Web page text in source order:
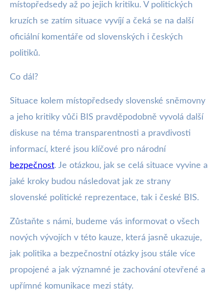
místopředsedy až po jejich kritiku. V politických
kruzích se zatím situace vyvíjí a čeká se na další
oficiální komentáře od slovenských i českých
politiků.
Co dál?
Situace kolem místopředsedy slovenské sněmovny
a jeho kritiky vůči BIS pravděpodobně vyvolá další
diskuse na téma transparentnosti a pravdivosti
informací, které jsou klíčové pro národní
bezpečnost. Je otázkou, jak se celá situace vyvine a
jaké kroky budou následovat jak ze strany
slovenské politické reprezentace, tak i české BIS.
Zůstaňte s námi, budeme vás informovat o všech
nových vývojích v této kauze, která jasně ukazuje,
jak politika a bezpečnostní otázky jsou stále více
propojené a jak významné je zachování otevřené a
upřímné komunikace mezi státy.